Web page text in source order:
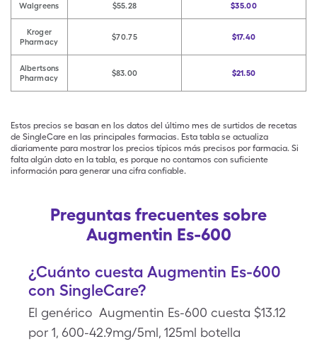
Walgreens $55.28 $35.00
Kroger
Pharmacy
$70.75 $17.40
Albertsons
Pharmacy
$83.00 $21.50
Estos precios se basan en los datos del último mes de surtidos de recetas
de SingleCare en las principales farmacias. Esta tabla se actualiza
diariamente para mostrar los precios típicos más precisos por farmacia. Si
falta algún dato en la tabla, es porque no contamos con suficiente
información para generar una cifra confiable.
Preguntas frecuentes sobre
Augmentin Es-600
¿Cuánto cuesta Augmentin Es-600
con SingleCare?
El genérico Augmentin Es-600 cuesta $13.12
por 1, 600-42.9mg/5ml, 125ml botella